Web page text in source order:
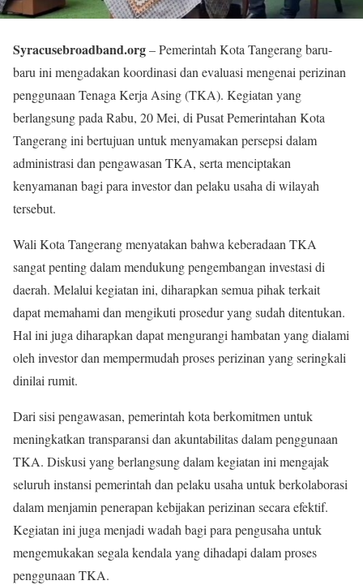
Syracusebroadband.org– Pemerintah Kota Tangerang baru-
baru ini mengadakan koordinasi dan evaluasi mengenai perizinan
penggunaan Tenaga Kerja Asing (TKA). Kegiatan yang
berlangsung pada Rabu, 20 Mei, di Pusat Pemerintahan Kota
Tangerang ini bertujuan untuk menyamakan persepsi dalam
administrasi dan pengawasan TKA, serta menciptakan
kenyamanan bagi para investor dan pelaku usaha di wilayah
tersebut.
Wali Kota Tangerang menyatakan bahwa keberadaan TKA
sangat penting dalam mendukung pengembangan investasi di
daerah. Melalui kegiatan ini, diharapkan semua pihak terkait
dapat memahami dan mengikuti prosedur yang sudah ditentukan.
Hal ini juga diharapkan dapat mengurangi hambatan yang dialami
oleh investor dan mempermudah proses perizinan yang seringkali
dinilai rumit.
Dari sisi pengawasan, pemerintah kota berkomitmen untuk
meningkatkan transparansi dan akuntabilitas dalam penggunaan
TKA. Diskusi yang berlangsung dalam kegiatan ini mengajak
seluruh instansi pemerintah dan pelaku usaha untuk berkolaborasi
dalam menjamin penerapan kebijakan perizinan secara efektif.
Kegiatan ini juga menjadi wadah bagi para pengusaha untuk
mengemukakan segala kendala yang dihadapi dalam proses
penggunaan TKA.